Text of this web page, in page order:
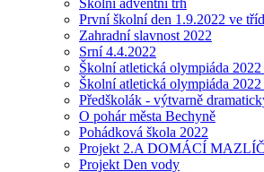
První školní den 1.9.2022 ve
Zahradní slavnost 2022
Srní 4.4.2022
Školní atletická olympiáda 2022
Školní atletická olympiáda 2022
Předškolák - výtvarně
O pohár města Bechyně
Pohádková škola 2022
Projekt 2.A DOMÁCÍ
Projekt Den vody